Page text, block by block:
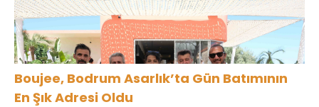
Boujee, Bodrum Asarlık’ta Gün Batımının
En Şık Adresi Oldu